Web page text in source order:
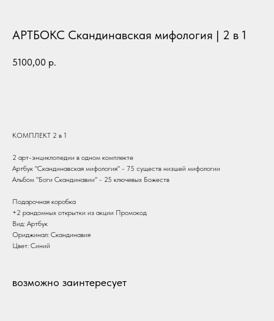
АРТБОКС Скандинавская мифология | 2 в 1
5100,00 р.
КОМПЛЕКТ 2 в 1
2 арт-энциклопедии в одном комплекте
Артбук "Скандинавская мифология" - 75 существ низшей мифологии
Альбом "Боги Скандинавии" - 25 ключевых Божеств
Подарочная коробка
+2 рандомных открытки из акции Промокод
Вид: Артбук
Ориджинал: Скандинавия
Цвет: Синий
возможно заинтересует